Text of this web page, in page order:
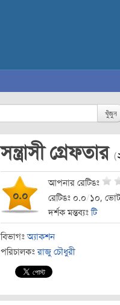
খুঁজুন
সন্ত্রাসী গ্রেফতার (
০.০
আপনার রেটিঙঃ
রেটিঙঃ ০.০/১০,
দর্শক মন্তব্যঃটি
বিভাগঃ অ্যাকশন
পরিচালকঃ রাজু চৌধুরী